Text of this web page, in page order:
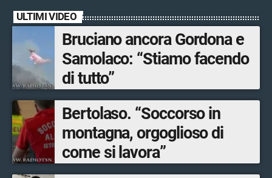
ULTIMI VIDEO
Bruciano ancora Gordona e
Samolaco: “Stiamo facendo
di tutto”
Bertolaso. “Soccorso in
montagna, orgoglioso di
come si lavora”